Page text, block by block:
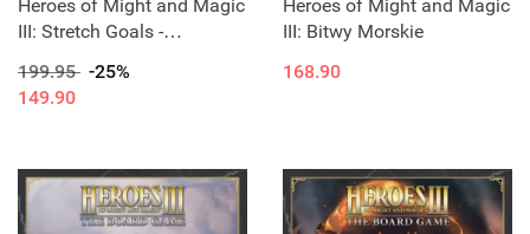
Heroes of Might and Magic
III: Stretch Goals -
199.95 -25%
149.90
Heroes of Might and Magic
III: Bitwy Morskie
168.90